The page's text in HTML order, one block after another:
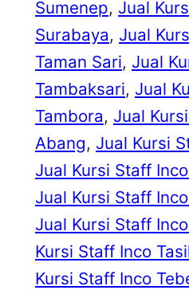
Sumenep, Jual
Surabaya, Jual
Taman Sari, Jual
Tambaksari, Jual
Tambora, Jual
Abang, Jual Kursi
Jual Kursi Staff
Jual Kursi Staff
Jual Kursi Staff
Kursi Staff Inco
Kursi Staff Inco